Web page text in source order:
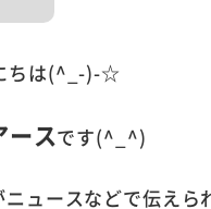
ちは(^_-)-☆
ースです(^_^)
ュースなどで伝えら